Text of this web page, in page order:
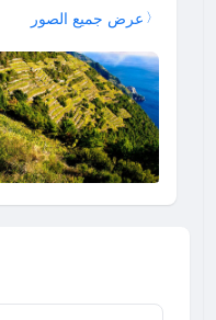
عرض جميع الصور